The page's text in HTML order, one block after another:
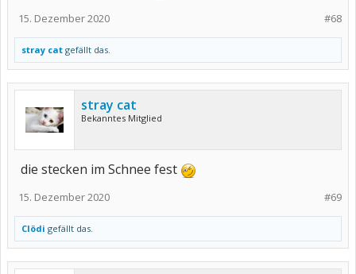
#68
15. Dezember 2020
stray cat gefällt das.
stray cat
Bekanntes Mitglied
die stecken im Schnee fest
#69
15. Dezember 2020
Clödi gefällt das.